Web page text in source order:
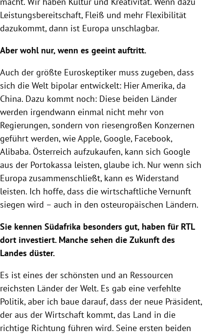
Leistungsbereitschaft, Fleiß und mehr Flexibilität
dazukommt, dann ist Europa unschlagbar.
Aber wohl nur, wenn es geeint auftritt.
Auch der größte Euroskeptiker muss zugeben, dass
sich die Welt bipolar entwickelt: HierAmerika, da
China. Dazu kommt noch: Diese beiden Länder
werden irgendwann einmal nicht mehr von
Regierungen, sondern von riesengroßen Konzernen
geführt werden, wieApple, Google, Facebook,
Alibaba. Österreich aufzukaufen, kann sich Google
aus der Portokassa leisten, glaube ich. Nur wenn sich
Europa zusammenschließt, kann es Widerstand
leisten. Ich hoffe, dass die wirtschaftliche Vernunft
siegen wird – auch in den osteuropäischen Ländern.
Sie kennen Südafrika besonders gut, haben für RTL
dort investiert. Manche sehen die Zukunft des
Landes düster.
Es ist eines der schönsten und an Ressourcen
reichsten Länder der Welt. Es gab eine verfehlte
Politik, aber ich baue darauf, dass der neue Präsident,
der aus der Wirtschaft kommt, das Land in die
richtige Richtung führen wird. Seine ersten beiden